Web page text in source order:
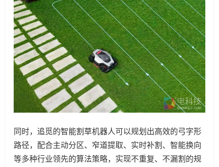
同时，追觅的智能割草机器人可以规划出高效的弓字形
路径，配合主动分区、窄道提取、实时补割、智能换向
等多种行业领先的算法策略，实现不重复、不漏割的规